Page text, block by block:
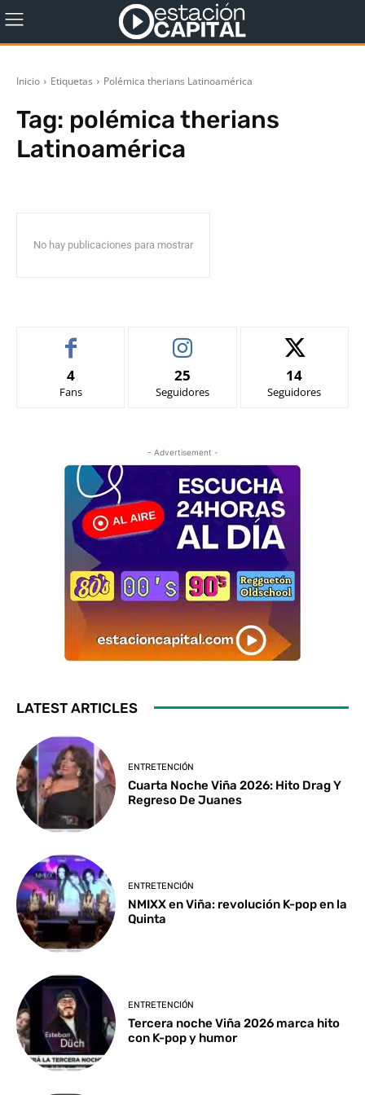
Inicio Etiquetas Polémica therians Latinoamérica
Tag: polémica therians
Latinoamérica
No hay publicaciones para mostrar
4
Fans
25
Seguidores
14
Seguidores
- Advertisement -
LATEST ARTICLES
ENTRETENCIÓN
Cuarta Noche Viña 2026: Hito Drag Y
Regreso De Juanes
ENTRETENCIÓN
NMIXX en Viña: revolución K-pop en la
Quinta
ENTRETENCIÓN
Tercera noche Viña 2026 marca hito
con K-pop y humor